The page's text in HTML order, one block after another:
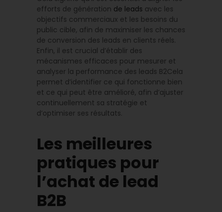
efforts de génération de leads avec les
objectifs commerciaux et les besoins du
public cible, afin de maximiser les chances
de conversion des leads en clients réels.
Enfin, il est crucial d’établir des
mécanismes efficaces pour mesurer et
analyser la performance des leads B2Cela
permet d’identifier ce qui fonctionne bien
et ce qui peut être amélioré, afin d’ajuster
continuellement sa stratégie et
d’optimiser ses résultats.
Les meilleures
pratiques pour
l’achat de lead
B2B